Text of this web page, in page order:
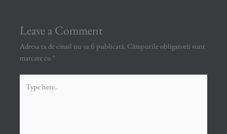
Leave a Comment
Adresa ta de email nu va fi publicată. Câmpurile obligatorii sunt
marcate cu *
here..